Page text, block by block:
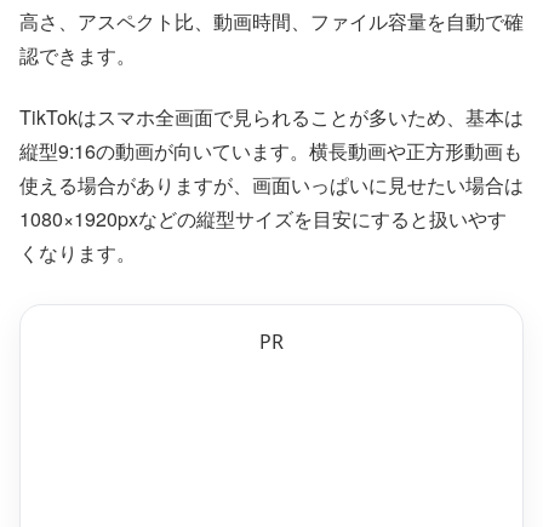
高さ、アスペクト比、動画時間、ファイル容量を自動で確
認できます。
TikTokはスマホ全画面で見られることが多いため、基本は
縦型9:16の動画が向いています。横長動画や正方形動画も
使える場合がありますが、画面いっぱいに見せたい場合は
1080×1920pxなどの縦型サイズを目安にすると扱いやす
くなります。
PR